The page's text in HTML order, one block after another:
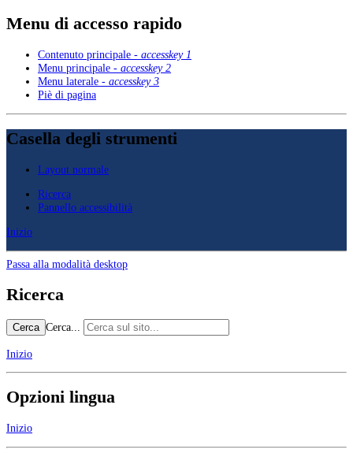
Menu di accesso rapido
Contenuto principale - accesskey 1
Menu principale - accesskey 2
Menu laterale - accesskey 3
Piè di pagina
Casella degli strumenti
Layout normale
Ricerca
Pannello accessibilità
Inizio
Passa alla modalità desktop
Ricerca
Cerca Cerca...
Inizio
Opzioni lingua
Inizio